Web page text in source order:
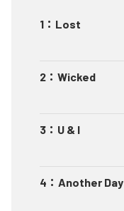
1 ： Lost
2 ： Wicked
3 ： U & I
4 ： Another Day